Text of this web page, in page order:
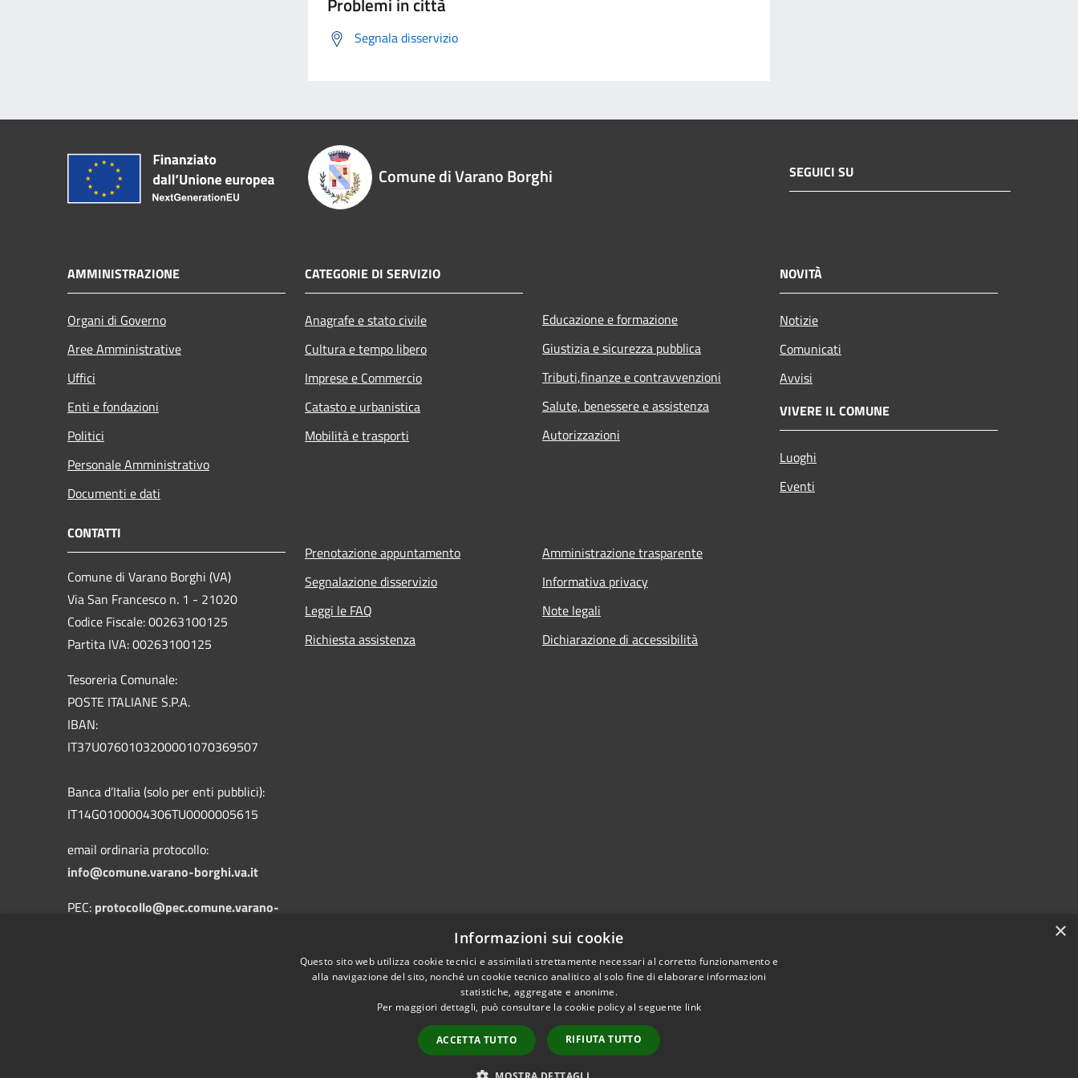
Segnala disservizio
Comune di Varano Borghi SEGUICI SU
AMMINISTRAZIONE
Organi di Governo
Aree Amministrative
Uffici
Enti e fondazioni
Politici
Personale Amministrativo
Documenti e dati
CATEGORIE DI SERVIZIO
Anagrafe e stato civile
Cultura e tempo libero
Imprese e Commercio
Catasto e urbanistica
Mobilità e trasporti
Educazione e formazione
Giustizia e sicurezza pubblica
Tributi,finanze e contravvenzioni
Salute, benessere e assistenza
Autorizzazioni
NOVITÀ
Notizie
Comunicati
Avvisi
VIVERE IL COMUNE
Luoghi
Eventi
CONTATTI
Comune di Varano Borghi (VA)
Via San Francesco n. 1 - 21020
Codice Fiscale: 00263100125
Partita IVA: 00263100125
Tesoreria Comunale:
POSTE ITALIANE S.P.A.
IBAN:
IT37U0760103200001070369507
Banca d’Italia (solo per enti pubblici):
IT14G0100004306TU0000005615
email ordinaria protocollo:
info@comune.varano-borghi.va.it
PEC: protocollo@pec.comune.varano-
Prenotazione appuntamento
Segnalazione disservizio
Leggi le FAQ
Richiesta assistenza
Amministrazione trasparente
Informativa privacy
Note legali
Dichiarazione di accessibilità
Copyright © 2026 • Comune di Varano Borghi • Powered by
×
Informazioni sui cookie
Questo sito web utilizza cookie tecnici e assimilati strettamente necessari al corretto funzionamento e
alla navigazione del sito, nonché un cookie tecnico analitico al solo fine di elaborare informazioni
statistiche, aggregate e anonime.
Per maggiori dettagli, può consultare la cookie policy al seguente link
ACCETTA TUTTO RIFIUTA TUTTO